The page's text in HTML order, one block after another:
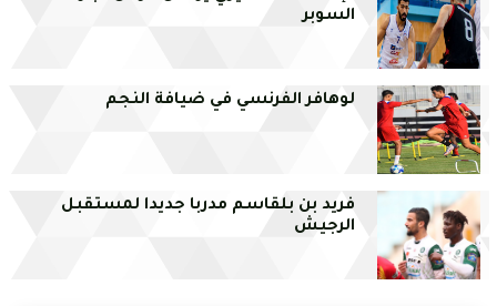
السوبر
لوهافر الفرنسي في ضيافة النجم
فريد بن بلقاسم مدربا جديدا لمستقبل
الرجيش